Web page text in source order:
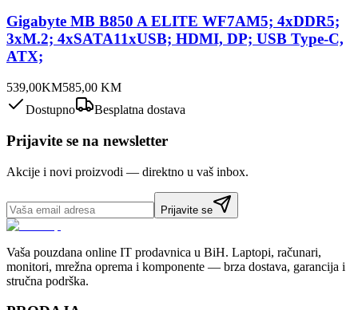
Gigabyte MB B850 A ELITE WF7AM5; 4xDDR5;
3xM.2; 4xSATA11xUSB; HDMI, DP; USB Type-C,
ATX;
539,00KM585,00 KM
Dostupno
Besplatna dostava
Prijavite se na newsletter
Akcije i novi proizvodi — direktno u vaš inbox.
Prijavite se
Vaša pouzdana online IT prodavnica u BiH. Laptopi, računari,
monitori, mrežna oprema i komponente — brza dostava, garancija i
stručna podrška.